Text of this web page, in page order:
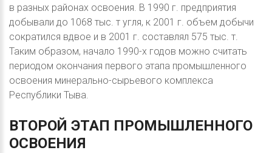
в разных районах освоения. В 1990 г. предприятия
добывали до 1068 тыс. т угля, к 2001 г. объем добычи
сократился вдвое и в 2001 г. составлял 575 тыс. т.
Таким образом, начало 1990-х годов можно считать
периодом окончания первого этапа промышленного
освоения минерально-сырьевого комплекса
Республики Тыва.
ВТОРОЙ ЭТАП ПРОМЫШЛЕННОГО
ОСВОЕНИЯ